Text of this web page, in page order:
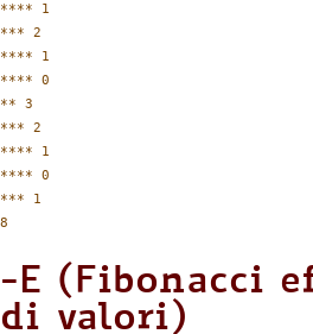
**** 1
*** 2
**** 1
**** 0
** 3
*** 2
**** 1
**** 0
*** 1
-E (Fibonacci
di valori)